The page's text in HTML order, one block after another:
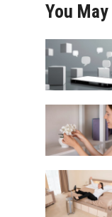
You May